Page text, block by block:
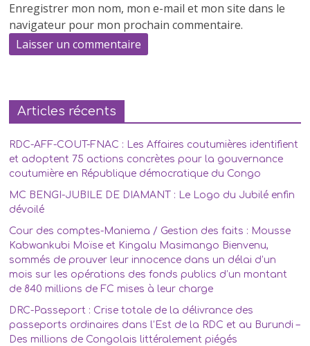
Enregistrer mon nom, mon e-mail et mon site dans le
navigateur pour mon prochain commentaire.
Articles récents
RDC-AFF-COUT-FNAC : Les Affaires coutumières identifient
et adoptent 75 actions concrètes pour la gouvernance
coutumière en République démocratique du Congo
MC BENGI-JUBILE DE DIAMANT : Le Logo du Jubilé enfin
dévoilé
Cour des comptes-Maniema / Gestion des faits : Mousse
Kabwankubi Moïse et Kingalu Masimango Bienvenu,
sommés de prouver leur innocence dans un délai d’un
mois sur les opérations des fonds publics d’un montant
de 840 millions de FC mises à leur charge
DRC-Passeport : Crise totale de la délivrance des
passeports ordinaires dans l’Est de la RDC et au Burundi –
Des millions de Congolais littéralement piégés